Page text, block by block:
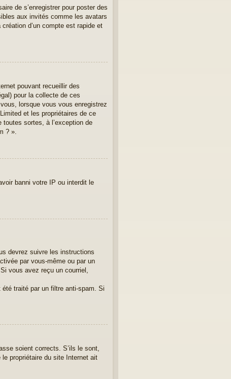
de s’enregistrer pour poster des
aux invités comme les avatars
d’un compte est rapide et
pouvant recueillir des
pour la collecte de ces
lorsque vous vous enregistrez
et les propriétaires de ce
sortes, à l’exception de
? ».
banni votre IP ou interdit le
devrez suivre les instructions
par vous-même ou par un
vous avez reçu un courriel,
traité par un filtre anti-spam. Si
soient corrects. S’ils le sont,
propriétaire du site Internet ait